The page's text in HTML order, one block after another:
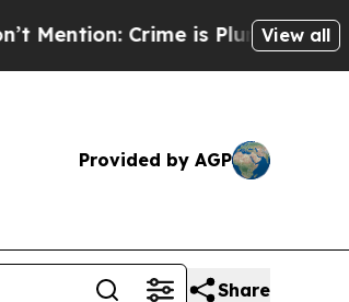
Crime is Plunging, but he
View all
Provided by AGP
Share